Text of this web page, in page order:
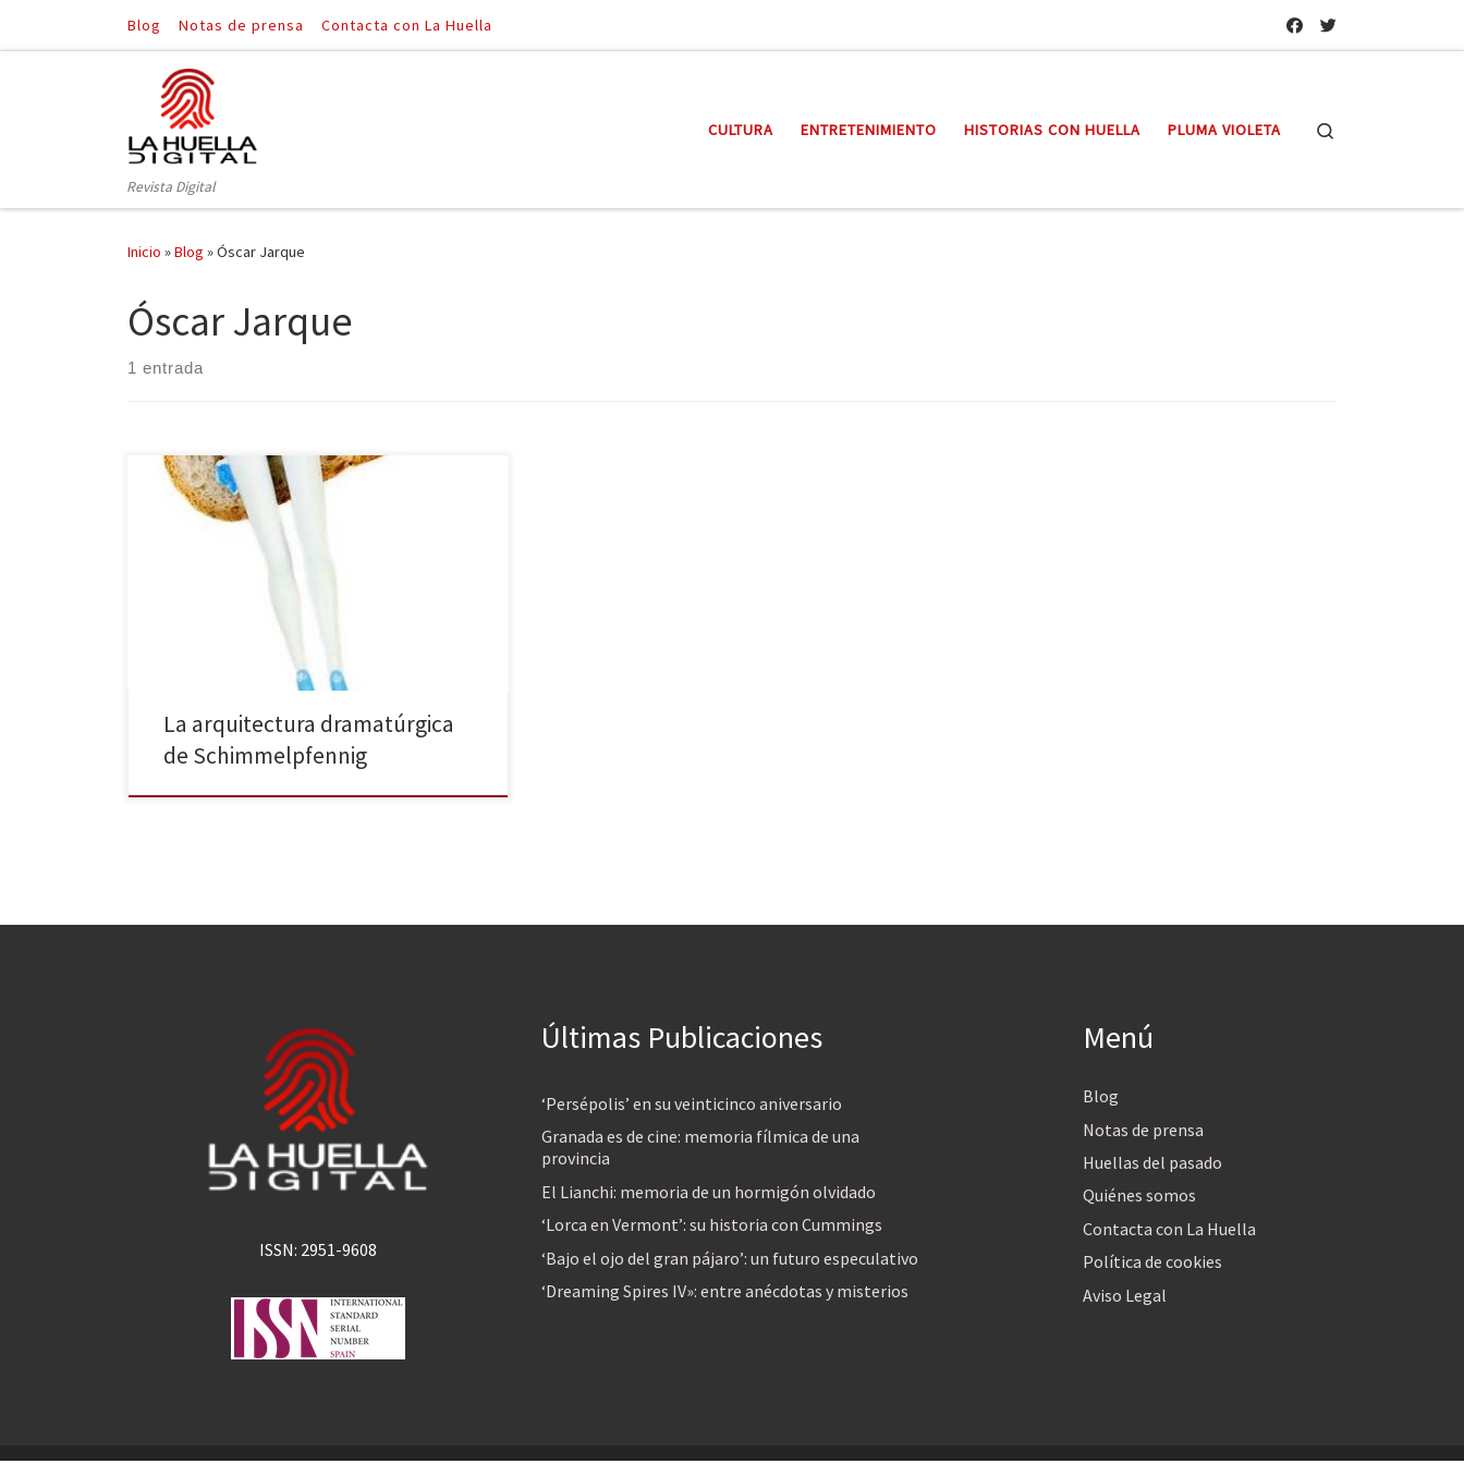
Saltar al contenido
Blog Notas de prensa Contacta con La Huella
Revista Digital
CULTURA ENTRETENIMIENTO HISTORIAS CON HUELLA PLUMA VIOLETA
Inicio »Blog »Óscar Jarque
Óscar Jarque
1 entrada
En la siempre acogedora sala del Maldà puede verse
estos días, y hasta el 5 de marzo, La Peggy Pickit veu
la cara de Déu, una tragicomedia del dramaturgo
alemán Roland Schimmelpfennig, seguramente uno
de los mejores dramaturgos contemporáneos, capaz
de jugar con los géneros y de subir al escenario […]
La arquitectura dramatúrgica
de Schimmelpfennig
ISSN: 2951-9608
Últimas Publicaciones
‘Persépolis’ en su veinticinco aniversario
Granada es de cine: memoria fílmica de una
provincia
El Lianchi: memoria de un hormigón olvidado
‘Lorca en Vermont’: su historia con Cummings
‘Bajo el ojo del gran pájaro’: un futuro especulativo
‘Dreaming Spires IV»: entre anécdotas y misterios
Menú
Blog
Notas de prensa
Huellas del pasado
Quiénes somos
Contacta con La Huella
Política de cookies
Aviso Legal